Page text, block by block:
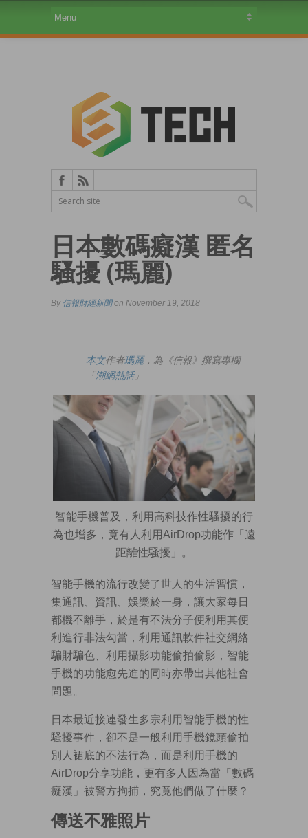
日本數碼癡漢 匿名
騷擾 (瑪麗)
By 信報財經新聞on November 19, 2018
本文作者瑪麗，為《信報》撰寫專欄
「 潮網熱話」
智能手機普及，利用高科技作性騷擾的行
為也增多，竟有人利用AirDrop功能作「遠
距離性騷擾」。
智能手機的流行改變了世人的生活習慣，
集通訊、資訊、娛樂於一身，讓大家每日
都機不離手，於是有不法分子便利用其便
利進行非法勾當，利用通訊軟件社交網絡
騙財騙色、利用攝影功能偷拍偷影，智能
手機的功能愈先進的同時亦帶出其他社會
問題。
日本最近接連發生多宗利用智能手機的性
騷擾事件，卻不是一般利用手機鏡頭偷拍
別人裙底的不法行為，而是利用手機的
AirDrop分享功能，更有多人因為當「數碼
癡漢」被警方拘捕，究竟他們做了什麼？
傳送不雅照片